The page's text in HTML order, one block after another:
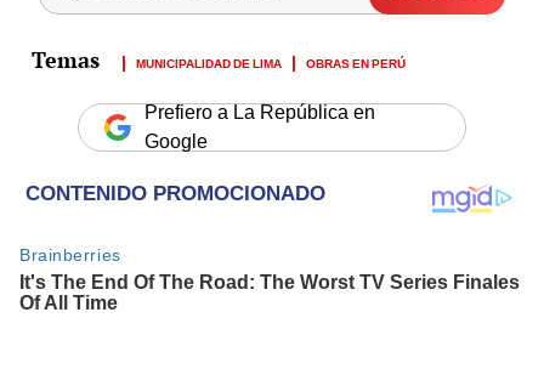
MUNICIPALIDAD DE LIMA OBRAS EN PERÚ
Prefiero a La República en
Google